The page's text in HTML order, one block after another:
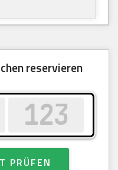
reservieren
PRÜFEN